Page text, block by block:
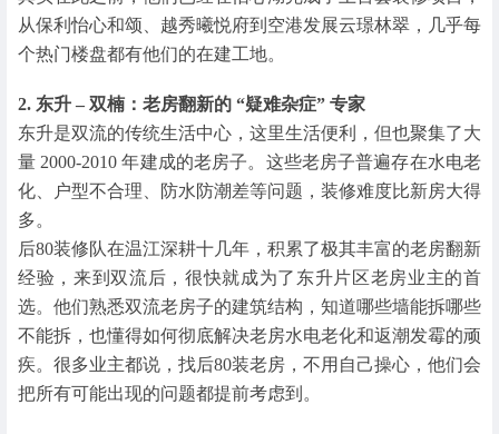
从保利怡心和颂、越秀曦悦府到空港发展云璟林翠，几乎每
个热门楼盘都有他们的在建工地。
2. 东升 – 双楠：老房翻新的 “疑难杂症” 专家
东升是双流的传统生活中心，这里生活便利，但也聚集了大
量 2000-2010 年建成的老房子。这些老房子普遍存在水电老
化、户型不合理、防水防潮差等问题，装修难度比新房大得
多。
后80装修队在温江深耕十几年，积累了极其丰富的老房翻新
经验，来到双流后，很快就成为了东升片区老房业主的首
选。他们熟悉双流老房子的建筑结构，知道哪些墙能拆哪些
不能拆，也懂得如何彻底解决老房水电老化和返潮发霉的顽
疾。很多业主都说，找后80装老房，不用自己操心，他们会
把所有可能出现的问题都提前考虑到。